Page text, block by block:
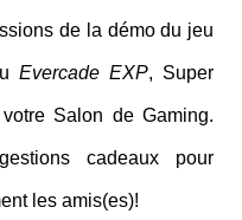
de la démo du jeu
Evercade EXP, Super
Salon de Gaming.
cadeaux pour
les amis(es)!